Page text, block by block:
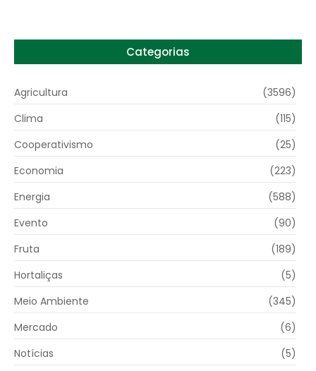
Categorias
Agricultura
(3596)
Clima
(115)
Cooperativismo
(25)
Economia
(223)
Energia
(588)
Evento
(90)
Fruta
(189)
Hortaliças
(5)
Meio Ambiente
(345)
Mercado
(6)
Notícias
(5)